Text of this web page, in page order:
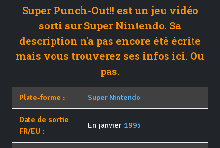
Super Punch-Out!! est un jeu vidéo
sorti sur Super Nintendo. Sa
description n'a pas encore été écrite
mais vous trouverez ses infos ici. Ou
pas.
Plate-forme : Super Nintendo
Date de sortie
FR/EU :
En janvier 1995